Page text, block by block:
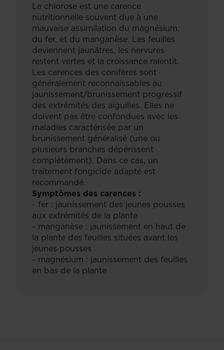
La chlorose est une carence
nutritionnelle souvent due à une
mauvaise assimilation du magnésium,
du fer, et du manganèse. Les feuilles
deviennent jaunâtres, les nervures
restent vertes et la croissance ralentit.
Les carences des conifères sont
généralement reconnaissables au
jaunissement/brunissement progressif
des extrémités des aiguilles. Elles ne
doivent pas être confondues avec les
maladies caractérisée par un
brunissement généralisé (une ou
plusieurs branches dépérissent
complètement). Dans ce cas, un
traitement fongicide adapté est
recommandé.
Symptômes des carences :
- fer : jaunissement des jeunes pousses
aux extrémités de la plante
- manganèse : jaunissement en haut de
la plante des feuilles situées avant les
jeunes pousses
- magnésium : jaunissement des feuilles
en bas de la plante